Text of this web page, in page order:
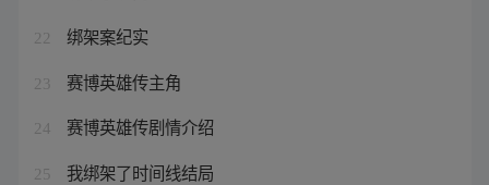
22 绑架案纪实
23 赛博英雄传主角
24 赛博英雄传剧情介绍
25 我绑架了时间线结局